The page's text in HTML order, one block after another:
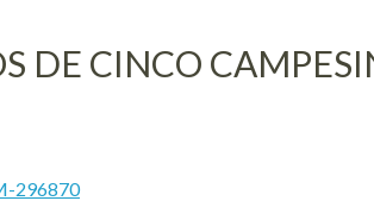
DE CINCO
296870